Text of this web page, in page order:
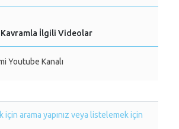
Kavramla İlgili Videolar
Youtube Kanalı
arama yapınız veya listelemek için